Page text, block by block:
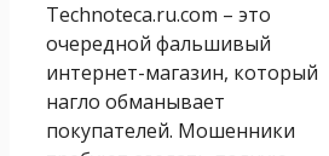
Technoteca.ru.com – это
очередной фальшивый
интернет-магазин, который
нагло обманывает
покупателей. Мошенники